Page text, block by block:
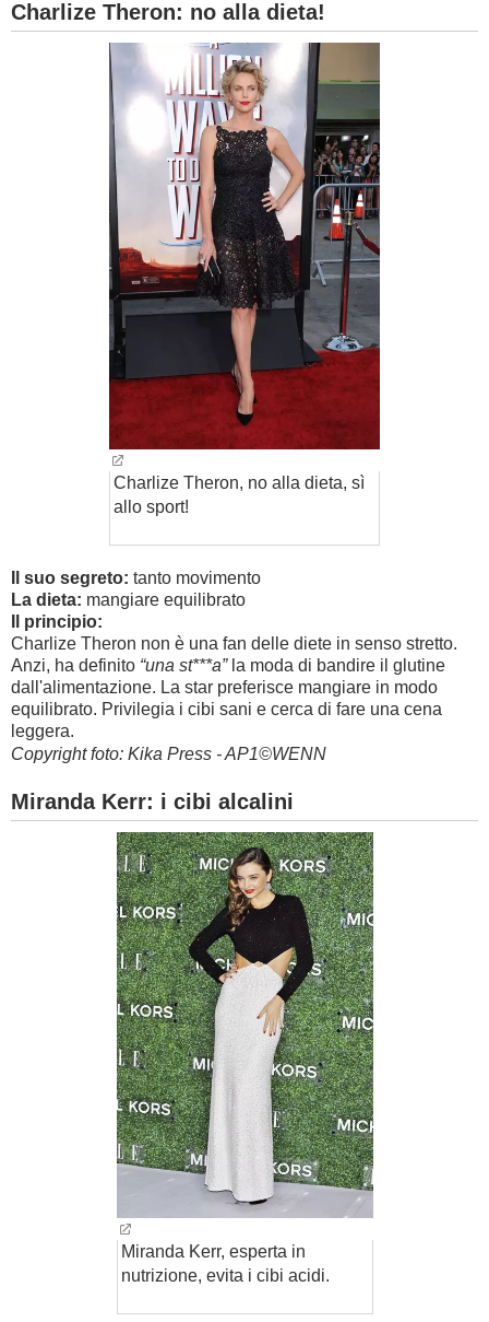
Charlize Theron: no alla dieta!
Charlize Theron, no alla dieta, sì
allo sport!
Il suo segreto: tanto movimento
La dieta: mangiare equilibrato
Il principio:
Charlize Theron non è una fan delle diete in senso stretto.
Anzi, ha definito “una st***a”la moda di bandire il glutine
dall'alimentazione. La star preferisce mangiare in modo
equilibrato. Privilegia i cibi sani e cerca di fare una cena
leggera.
Copyright foto: Kika Press - AP1©WENN
Miranda Kerr: i cibi alcalini
Miranda Kerr, esperta in
nutrizione, evita i cibi acidi.